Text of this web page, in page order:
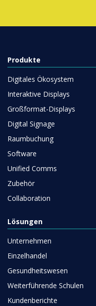
Produkte
Digitales Ökosystem
Interaktive Displays
Großformat-Displays
Digital Signage
Raumbuchung
Software
Unified Comms
Zubehör
Collaboration
Lösungen
Unternehmen
Einzelhandel
Gesundheitswesen
Weiterführende Schulen
Kundenberichte